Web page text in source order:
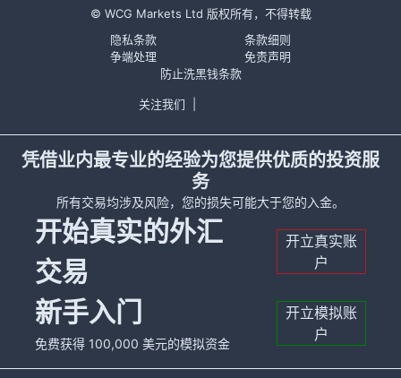
© WCG Markets Ltd 版权所有，不得转载
隐私条款
条款细则
争端处理
免责声明
防止洗黑钱条款
关注我们
凭借业内最专业的经验为您提供优质的投资服
务
所有交易均涉及风险，您的损失可能大于您的入金。
开始真实的外汇
交易
开立真实账
户
新手入门
免费获得 100,000 美元的模拟资金
开立模拟账
户